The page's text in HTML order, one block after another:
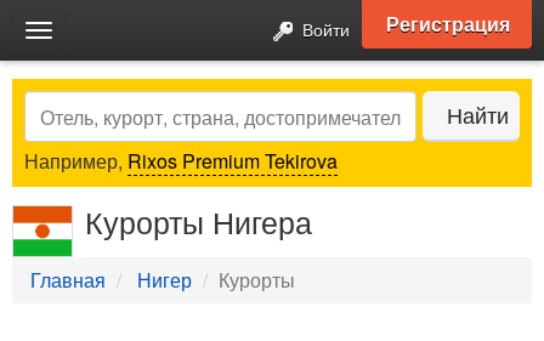
Toggle
navigation
Войти Регистрация
Search Найти
Например, Rixos Premium Tekirova
Курорты Нигера
Главная Нигер Курорты